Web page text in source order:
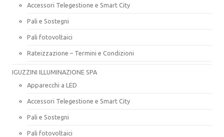
Accessori Telegestione e Smart City
Pali e Sostegni
Pali fotovoltaici
Rateizzazione – Termini e Condizioni
IGUZZINI ILLUMINAZIONE SPA
Apparecchi a LED
Accessori Telegestione e Smart City
Pali e Sostegni
Pali fotovoltaici